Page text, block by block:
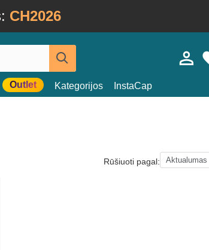
CH2026
Outlet Kategorijos InstaCap
Rūšiuoti pagal: